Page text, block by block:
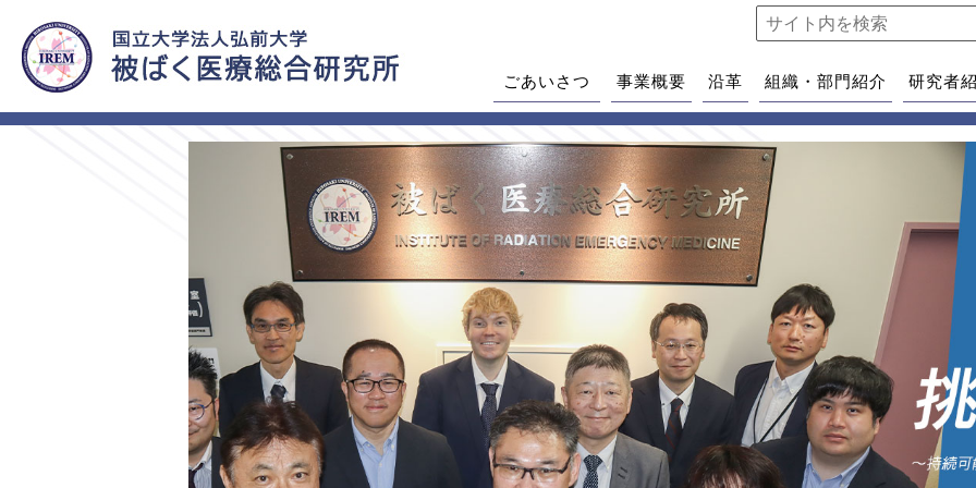
ごあいさつ 事業概要 沿革 組織・部門紹介 研究者